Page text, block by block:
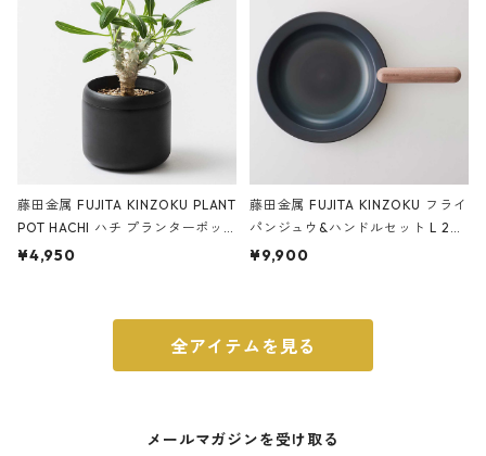
藤田金属 FUJITA KINZOKU PLANT
POT HACHI ハチ プランターポッ
ト 3号 ブラック
¥4,950
藤田金属 FUJITA KINZOKU フライ
パンジュウ&ハンドルセット L 24c
m ガス火・IH対応 鉄フライパン
¥9,900
全アイテムを見る
メールマガジンを受け取る